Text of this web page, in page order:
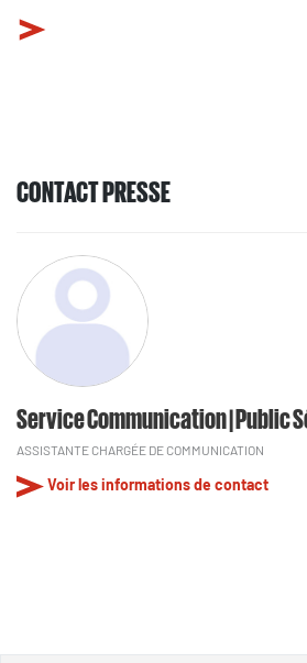
CONTACT PRESSE
Service Communication | Public
ASSISTANTE CHARGÉE DE COMMUNICATION
Voir les informations de contact